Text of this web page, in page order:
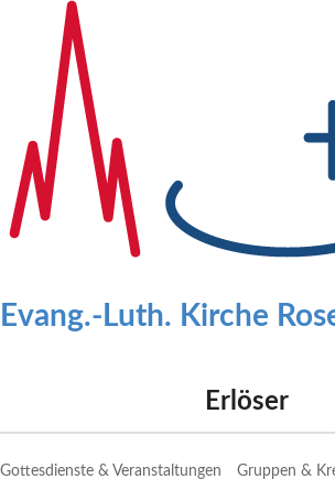
Evang.-Luth. Kirche
Erlöser
Gottesdienste & Veranstaltungen Gruppen &